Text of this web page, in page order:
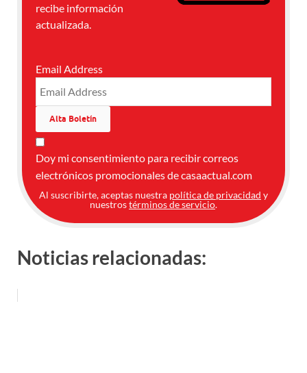
recibe información
actualizada.
Email Address
Doy mi consentimiento para recibir correos
electrónicos promocionales de casaactual.com
Al suscribirte, aceptas nuestra política de privacidad y
nuestrostérminos de servicio.
Noticias relacionadas: